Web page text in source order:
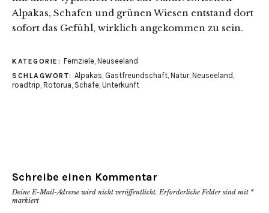
Alpakas, Schafen und grünen Wiesen entstand dort
sofort das Gefühl, wirklich angekommen zu sein.
KATEGORIE: Fernziele, Neuseeland
SCHLAGWORT: Alpakas, Gastfreundschaft, Natur, Neuseeland ,
roadtrip, Rotorua, Schafe, Unterkunft
Schreibe einen Kommentar
Deine E-Mail-Adresse wird nicht veröffentlicht. Erforderliche Felder sind mit *
markiert